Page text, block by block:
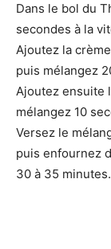
Dans le bol du
secondes à la
Ajoutez la
puis mélangez
Ajoutez ensuite
mélangez 10
Versez le
puis enfournez
30 à 35 minutes.